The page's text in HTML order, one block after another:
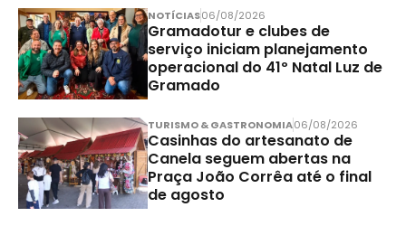
NOTÍCIAS06/08/2026
Gramadotur e clubes de
serviço iniciam planejamento
operacional do 41º Natal Luz de
Gramado
TURISMO & GASTRONOMIA06/08/2026
Casinhas do artesanato de
Canela seguem abertas na
Praça João Corrêa até o final
de agosto